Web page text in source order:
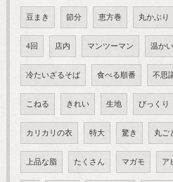
豆まき 節分 恵方巻 丸かぶり
4回 店内 マンツーマン 温かい
冷たいざるそば 食べる順番 不思
こねる きれい 生地 びっくり
カリカリの衣 特大 驚き 丸ご
上品な脂 たくさん マガモ ア